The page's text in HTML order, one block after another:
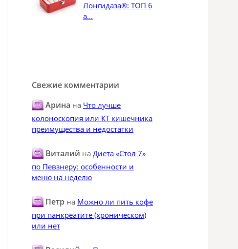
Лонгидаза®: ТОП 6
а...
Свежие комментарии
Арина на Что лучше
колоноскопия или КТ кишечника
преимущества и недостатки
Виталий на Диета «Стол 7»
по Певзнеру: особенности и
меню на неделю
Петр на Можно ли пить кофе
при панкреатите (хроническом)
или нет